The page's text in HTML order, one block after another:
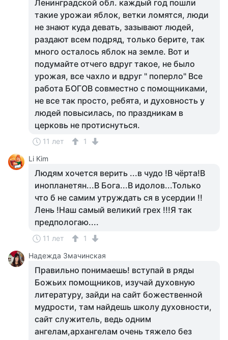
Ленинградской обл. каждый год пошли
такие урожаи яблок, ветки ломятся, люди
не знают куда девать, зазывают людей,
раздают всем подряд, только берите, так
много осталось яблок на земле. Вот и
подумайте отчего вдруг такое, не было
урожая, все чахло и вдруг " поперло" Все
работа БОГОВ совместно с помощниками,
не все так просто, ребята, и духовность у
людей повысилась, по праздникам в
церковь не протиснуться.
11 лет
1
Li Kim
Людям хочется верить ...в чудо !В чёрта!В
инопланетян...В Бога...В идолов...Только
что б не самим утруждать ся в усердии !!
Лень !Наш самый великий грех !!!Я так
предпологаю....
11 лет
1
Надежда Змачинская
Правильно понимаешь! вступай в ряды
Божьих помощников, изучай духовную
литературу, зайди на сайт божественной
мудрости, там найдешь школу духовности,
сайт служитель, ведь одним
ангелам,архангелам очень тяжело без